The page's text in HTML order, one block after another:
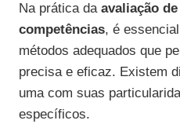
Na prática da avaliação
competências, é
métodos adequados que
precisa e eficaz. Existem
uma com suas
específicos.